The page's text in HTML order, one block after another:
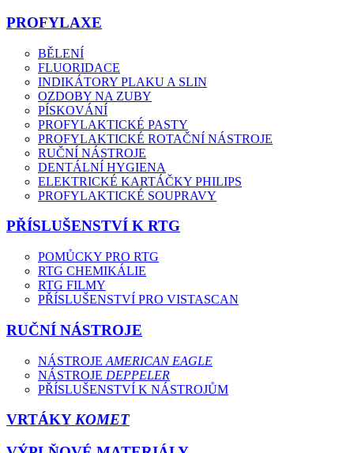
PROFYLAXE
BĚLENÍ
FLUORIDACE
INDIKÁTORY PLAKU A SLIN
OZDOBY NA ZUBY
PÍSKOVÁNÍ
PROFYLAKTICKÉ PASTY
PROFYLAKTICKÉ ROTAČNÍ NÁSTROJE
RUČNÍ NÁSTROJE
DENTÁLNÍ HYGIENA
ELEKTRICKÉ KARTÁČKY PHILIPS
PROFYLAKTICKÉ SOUPRAVY
PŘÍSLUŠENSTVÍ K RTG
POMŮCKY PRO RTG
RTG CHEMIKÁLIE
RTG FILMY
PŘÍSLUŠENSTVÍ PRO VISTASCAN
RUČNÍ NÁSTROJE
NÁSTROJE AMERICAN EAGLE
NÁSTROJE DEPPELER
PŘÍSLUŠENSTVÍ K NÁSTROJŮM
VRTÁKYKOMET